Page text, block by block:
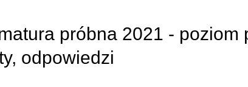
próbna 2021 - poziom
odpowiedzi